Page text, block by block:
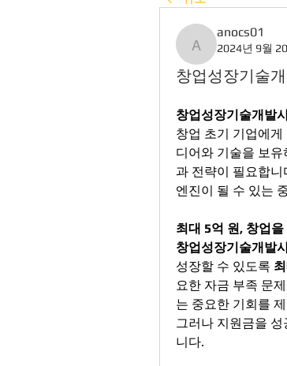
anocs01
anocs01
2024년 9월
창업성장기술
창업성장기술개발
창업 초기 기업에
디어와 기술을 보
과 전략이 필요합니
엔진이 될 수 있는
최대 5억 원, 창업
창업성장기술개발
성장할 수 있도록
요한 자금 부족 문
는 중요한 기회를
그러나 지원금을
니다.